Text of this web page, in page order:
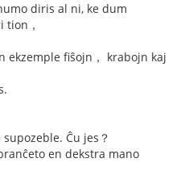
diris al ni, ke dum
，
ekzemple fiŝojn， krabojn kaj
Ĉu jes？
en dekstra mano